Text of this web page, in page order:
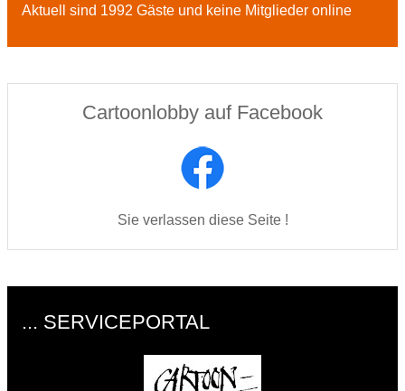
Aktuell sind 1992 Gäste und keine Mitglieder online
Cartoonlobby auf Facebook
Sie verlassen diese Seite !
... SERVICEPORTAL